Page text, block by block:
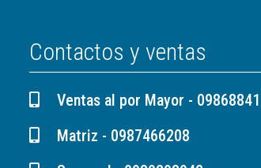
Contactos y ventas
Ventas al por Mayor -
Matriz - 0987466208